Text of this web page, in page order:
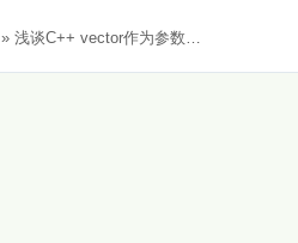
»浅谈C++ vector作为参数传入函数